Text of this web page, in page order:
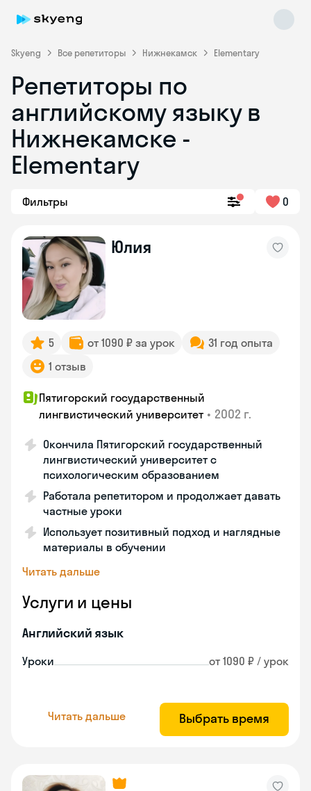
Skyeng Все репетиторы Нижнекамск Elementary
Репетиторы по
английскому языку в
Нижнекамске -
Elementary
Фильтры 0
Юлия
5 от 1090 ₽ за урок
31 год опыта
1 отзыв
Пятигорский государственный
лингвистический университет • 2002 г.
Окончила Пятигорский государственный
лингвистический университет с
психологическим образованием
Работала репетитором и продолжает давать
частные уроки
Использует позитивный подход и наглядные
материалы в обучении
Читать дальше
Услуги и цены
Английский язык
Уроки от 1090 ₽ / урок
Читать дальше Выбрать время